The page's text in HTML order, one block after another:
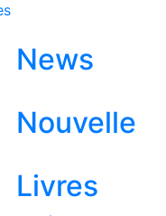
News
Nouvelle
Livres